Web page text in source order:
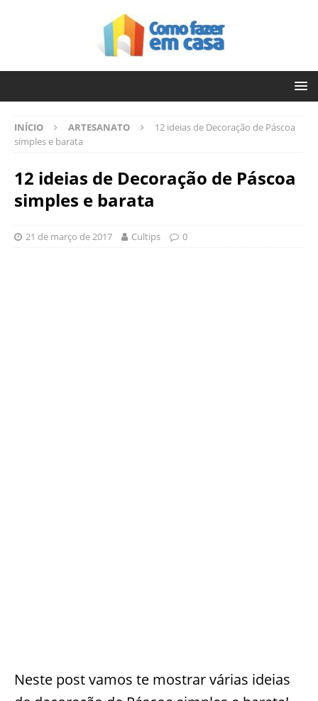
INÍCIO ARTESANATO
12 ideias de Decoração de Páscoa
simples e barata
12 ideias de Decoração de Páscoa
simples e barata
21 de março de 2017 Cultips 0
Neste post vamos te mostrar várias ideias